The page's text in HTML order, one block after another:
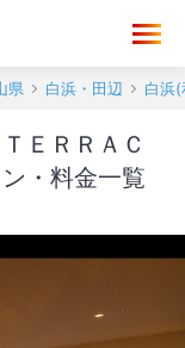
県 白浜・田辺 白浜
ＥＲＲＡＣ
・料金一覧